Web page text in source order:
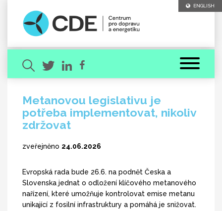
ENGLISH
Metanovou legislativu je
potřeba implementovat, nikoliv
zdržovat
zveřejněno 24.06.2026
Evropská rada bude 26.6. na podnět Česka a
Slovenska jednat o odložení klíčového metanového
nařízení, které umožňuje kontrolovat emise metanu
unikající z fosilní infrastruktury a pomáhá je snižovat.
Hledaný výraz
VYHLEDAT [ zavřít ]